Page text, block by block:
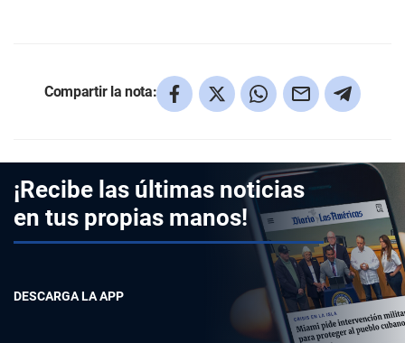
Compartir la nota:
¡Recibe las últimas noticias
en tus propias manos!
DESCARGA LA APP